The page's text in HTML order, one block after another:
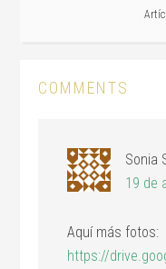
COMMENTS
Sonia
19 de
Aquí más fotos:
https://